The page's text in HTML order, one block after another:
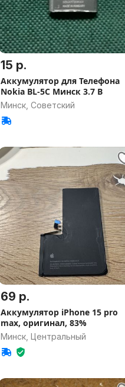
15 р.
Аккумулятор для Телефона
Nokia BL-5C Минск 3.7 В
Минск, Советский
69 р.
Аккумулятор iPhone 15 pro
max, оригинал, 83%
Минск, Центральный